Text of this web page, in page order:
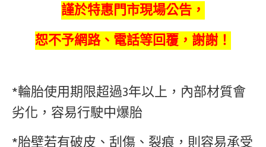
謹於特惠門市現場公告，
恕不予網路、電話等回覆，謝謝！
*輪胎使用期限超過3年以上，內部材質會
劣化，容易行駛中爆胎
*胎壁若有破皮、刮傷、裂痕，則容易承受